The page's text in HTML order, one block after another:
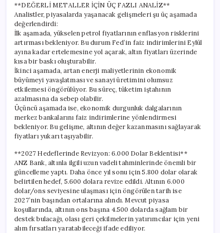
**DEĞERLİ METALLER İÇİN ÜÇ FAZLI ANALİZ**
Analistler, piyasalarda yaşanacak gelişmeleri şu üç aşamada
değerlendirdi:
İlk aşamada, yükselen petrol fiyatlarının enflasyon risklerini
artırması bekleniyor. Bu durum Fed’in faiz indirimlerini Eylül
ayına kadar ertelemesine yol açarak, altın fiyatları üzerinde
kısa bir baskı oluşturabilir.
İkinci aşamada, artan enerji maliyetlerinin ekonomik
büyümeyi yavaşlatması ve sanayi üretimini olumsuz
etkilemesi öngörülüyor. Bu süreç, tüketim iştahının
azalmasına da sebep olabilir.
Üçüncü aşamada ise, ekonomik durgunluk dalgalarının
merkez bankalarını faiz indirimlerine yönlendirmesi
bekleniyor. Bu gelişme, altının değer kazanmasını sağlayarak
fiyatları yukarı taşıyabilir.
**2027 Hedeflerinde Revizyon: 6.000 Dolar Beklentisi**
ANZ Bank, altınla ilgili uzun vadeli tahminlerinde önemli bir
güncelleme yaptı. Daha önce yıl sonu için 5.800 dolar olarak
belirtilen hedef, 5.600 dolara revize edildi. Altının 6.000
dolar/ons seviyesine ulaşması için öngörülen tarih ise
2027’nin başından ortalarına alındı. Mevcut piyasa
koşullarında, altının ons başına 4.500 dolarda sağlam bir
destek bulacağı, olası geri çekilmelerin yatırımcılar için yeni
alım fırsatları yaratabileceği ifade ediliyor.